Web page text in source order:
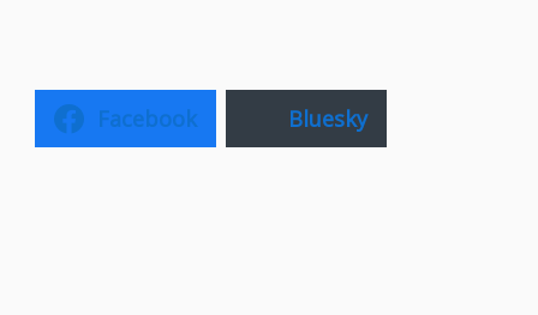
Facebook Bluesky